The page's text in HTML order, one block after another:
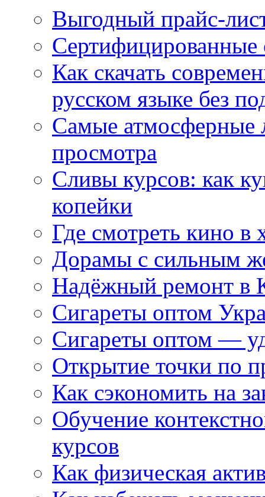
Выгодный прайс-
Как скачать
русском языке без
Самые атмосферные
просмотра
Сливы курсов: как
копейки
Где смотреть кино в
Дорамы с сильным
Надёжный ремонт в
Сигареты оптом
Сигареты оптом —
Открытие точки по
Как сэкономить на
Обучение
курсов
Как физическая